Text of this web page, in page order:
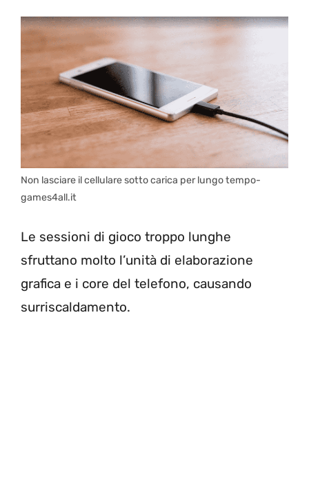
Non lasciare il cellulare sotto carica per lungo tempo-
games4all.it
Le sessioni di gioco troppo lunghe
sfruttano molto l’unità di elaborazione
grafica e i core del telefono, causando
surriscaldamento.